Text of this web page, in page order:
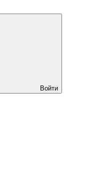
Войти